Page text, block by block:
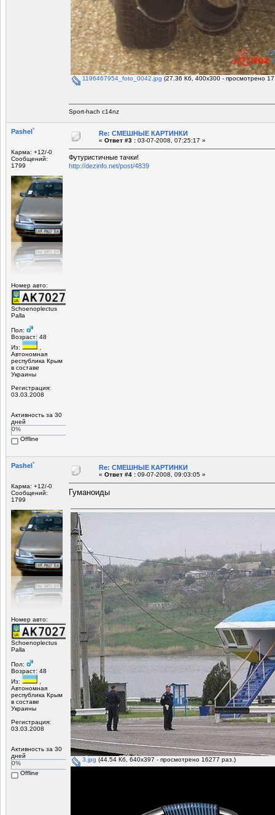
1196467954_foto_0042.jpg (27.36 Кб, 400x300 - просмотрено
Sport-hach c14nz
Pashel`
Карма: +12/-0
Сообщений:
1799
Номер авто:
Schoenoplectus
Palla
Пол:
Возраст: 48
Из:
,
Автономная
республика Крым
в составе
Украины
Регистрация:
03.03.2008
Активность за 30
дней
0%
Offline
Re: СМЕШНЫЕ КАРТИНКИ
« Ответ #3 : 03-07-2008, 07:25:17 »
Футуристичные тачки!
http://dezinfo.net/post/4839
Pashel`
Карма: +12/-0
Сообщений:
1799
Номер авто:
Schoenoplectus
Palla
Пол:
Возраст: 48
Из:
,
Автономная
республика Крым
в составе
Украины
Регистрация:
03.03.2008
Активность за 30
дней
0%
Offline
Re: СМЕШНЫЕ КАРТИНКИ
« Ответ #4 : 09-07-2008, 09:03:05 »
Гуманоиды
3.jpg (44.54 Кб, 640x397 - просмотрено 16277 раз.)